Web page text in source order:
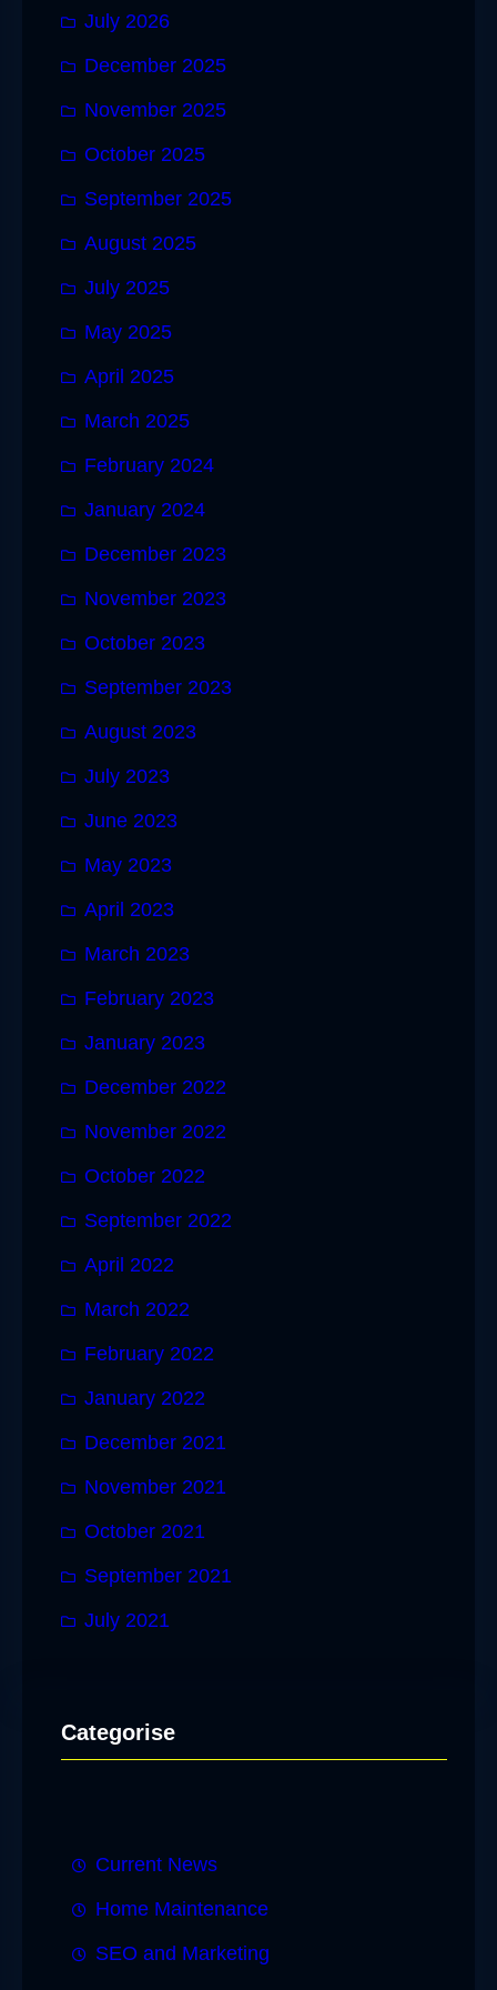
July 2026
December 2025
November 2025
October 2025
September 2025
August 2025
July 2025
May 2025
April 2025
March 2025
February 2024
January 2024
December 2023
November 2023
October 2023
September 2023
August 2023
July 2023
June 2023
May 2023
April 2023
March 2023
February 2023
January 2023
December 2022
November 2022
October 2022
September 2022
April 2022
March 2022
February 2022
January 2022
December 2021
November 2021
October 2021
September 2021
July 2021
Categorise
Current News
Home Maintenance
SEO and Marketing